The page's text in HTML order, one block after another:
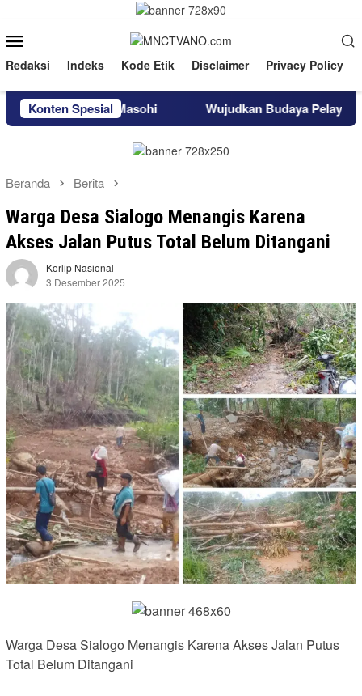
konten
Mobile
Redaksi Indeks Kode Etik Disclaimer Privacy Policy
Konten Spesial
di Masohi Wujudkan Budaya Pelayanan
Beranda Berita
Warga Desa Sialogo Menangis Karena
Akses Jalan Putus Total Belum Ditangani
Korlip Nasional
3 Desember 2025
Warga Desa Sialogo Menangis Karena Akses Jalan Putus
Total Belum Ditangani